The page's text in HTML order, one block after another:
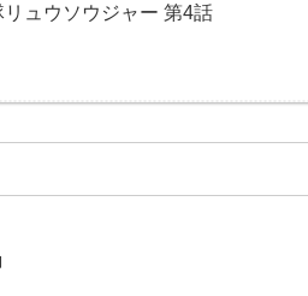
ュウソウジャー 第4話